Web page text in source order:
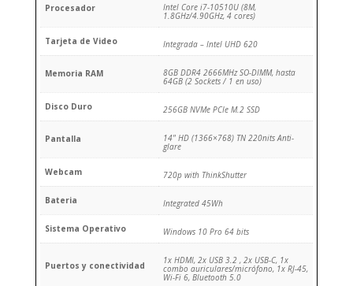
Procesador Intel Core i7-10510U (8M,
1.8GHz/4.90GHz, 4 cores)
Tarjeta de Video Integrada – Intel UHD 620
Memoria RAM 8GB DDR4 2666MHz SO-DIMM, hasta
64GB (2 Sockets / 1 en uso)
Disco Duro 256GB NVMe PCIe M.2 SSD
Pantalla 14" HD (1366×768) TN 220nits Anti-
glare
Webcam 720p with ThinkShutter
Bateria Integrated 45Wh
Sistema Operativo Windows 10 Pro 64 bits
Puertos y conectividad 1x HDMI, 2x USB 3.2 , 2x USB-C, 1x
combo auriculares/micrófono, 1x RJ-45,
Wi-Fi 6, Bluetooth 5.0